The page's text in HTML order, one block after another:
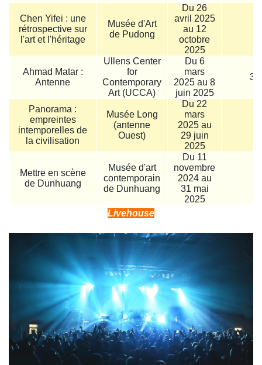
Chen Yifei : une
rétrospective sur
l'art et l'héritage
Musée d'Art
de Pudong
Du 26
avril 2025
au 12
octobre
2025
Ahmad Matar :
Antenne
Ullens Center
for
Contemporary
Art (UCCA)
Du 6
mars
2025 au 8
juin 2025
Panorama :
empreintes
intemporelles de
la civilisation
Musée Long
(antenne
Ouest)
Du 22
mars
2025 au
29 juin
2025
Mettre en scène
de Dunhuang
Musée d'art
contemporain
de Dunhuang
Du 11
novembre
2024 au
31 mai
2025
Livehouse